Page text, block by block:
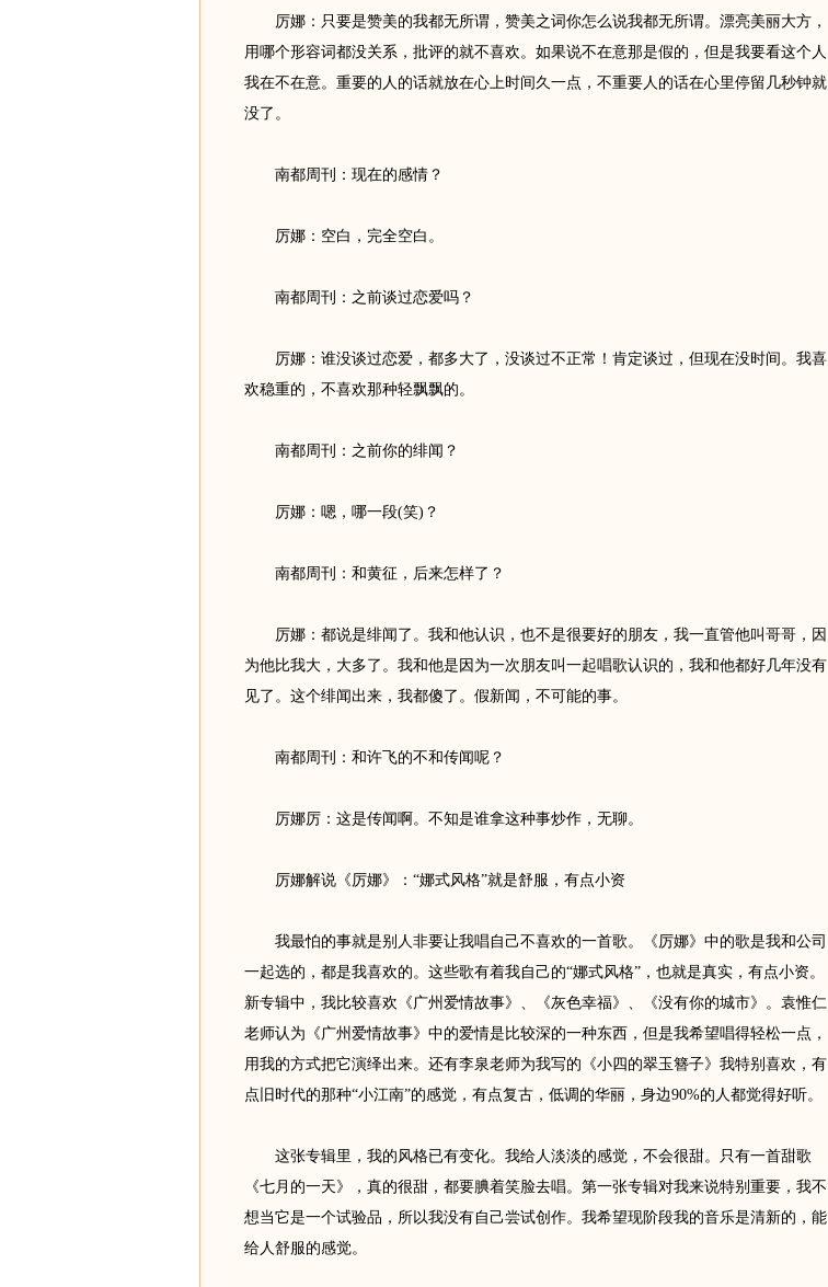
厉娜：只要是赞美的我都无所谓，赞美之词你怎么说我都无所谓。漂亮美丽大方，
用哪个形容词都没关系，批评的就不喜欢。如果说不在意那是假的，但是我要看这个人
我在不在意。重要的人的话就放在心上时间久一点，不重要人的话在心里停留几秒钟就
没了。
南都周刊：现在的感情？
厉娜：空白，完全空白。
南都周刊：之前谈过恋爱吗？
厉娜：谁没谈过恋爱，都多大了，没谈过不正常！肯定谈过，但现在没时间。我喜
欢稳重的，不喜欢那种轻飘飘的。
南都周刊：之前你的绯闻？
厉娜：嗯，哪一段(笑)？
南都周刊：和黄征，后来怎样了？
厉娜：都说是绯闻了。我和他认识，也不是很要好的朋友，我一直管他叫哥哥，因
为他比我大，大多了。我和他是因为一次朋友叫一起唱歌认识的，我和他都好几年没有
见了。这个绯闻出来，我都傻了。假新闻，不可能的事。
南都周刊：和许飞的不和传闻呢？
厉娜厉：这是传闻啊。不知是谁拿这种事炒作，无聊。
厉娜解说《厉娜》：“娜式风格”就是舒服，有点小资
我最怕的事就是别人非要让我唱自己不喜欢的一首歌。《厉娜》中的歌是我和公司
一起选的，都是我喜欢的。这些歌有着我自己的“娜式风格”，也就是真实，有点小资。
新专辑中，我比较喜欢《广州爱情故事》、《灰色幸福》、《没有你的城市》。袁惟仁
老师认为《广州爱情故事》中的爱情是比较深的一种东西，但是我希望唱得轻松一点，
用我的方式把它演绎出来。还有李泉老师为我写的《小四的翠玉簪子》我特别喜欢，有
点旧时代的那种“小江南”的感觉，有点复古，低调的华丽，身边90%的人都觉得好听。
这张专辑里，我的风格已有变化。我给人淡淡的感觉，不会很甜。只有一首甜歌
《七月的一天》，真的很甜，都要腆着笑脸去唱。第一张专辑对我来说特别重要，我不
想当它是一个试验品，所以我没有自己尝试创作。我希望现阶段我的音乐是清新的，能
给人舒服的感觉。